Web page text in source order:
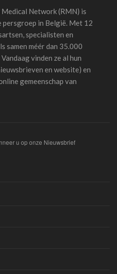
zet AI in voor
straling in cathlab
die consultaties
verslagen
een AI-werkomgeving
Network (RMN) is
persgroep in België. Met 12
specialisten en
samen méér dan 35.000
vinden ze al hun
en website) en
gemeenschap van
u op onze Nieuwsbrief